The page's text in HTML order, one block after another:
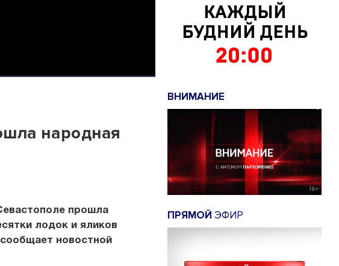
народная
прошла
лодок и яликов
новостной
ВНИМАНИЕ
ПРЯМОЙ ЭФИР